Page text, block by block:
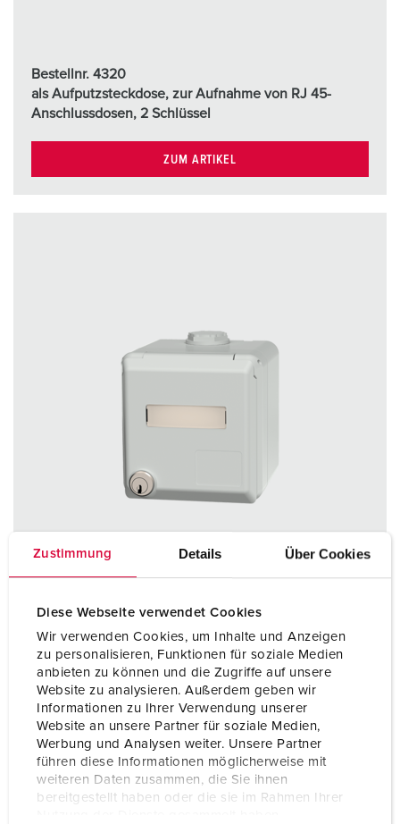
Zustimmung Details Über Cookies
Diese Webseite verwendet Cookies
Wir verwenden Cookies, um Inhalte und Anzeigen
zu personalisieren, Funktionen für soziale Medien
anbieten zu können und die Zugriffe auf unsere
Website zu analysieren. Außerdem geben wir
Informationen zu Ihrer Verwendung unserer
Website an unsere Partner für soziale Medien,
Werbung und Analysen weiter. Unsere Partner
führen diese Informationen möglicherweise mit
weiteren Daten zusammen, die Sie ihnen
bereitgestellt haben oder die sie im Rahmen Ihrer
Bestellnr. 4320
als Aufputzsteckdose, zur Aufnahme von RJ 45-
Anschlussdosen, 2 Schlüssel
ZUM ARTIKEL
Bestellnr. 4350
als Aufputzsteckdose, zur Aufnahme von RJ 45-
Anschlussdosen, 2 Schlüssel
ZUM ARTIKEL